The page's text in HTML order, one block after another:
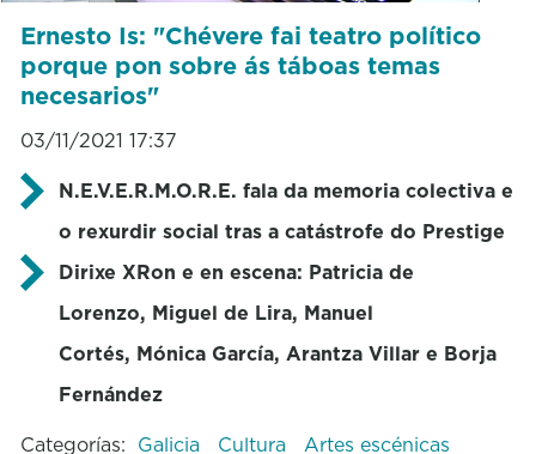
Ernesto Is: "Chévere fai teatro político
porque pon sobre ás táboas temas
necesarios"
03/11/2021 17:37
N.E.V.E.R.M.O.R.E. fala da memoria colectiva e
o rexurdir social tras a catástrofe do Prestige
Dirixe XRon e en escena: Patricia de
Lorenzo, Miguel de Lira, Manuel
Cortés, Mónica García, Arantza Villar e Borja
Fernández
Categorías: Galicia Cultura Artes escénicas